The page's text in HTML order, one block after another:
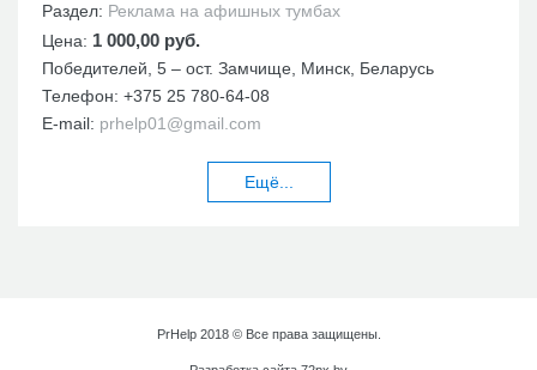
Раздел: Реклама на афишных тумбах
Цена: 1 000,00 руб.
Победителей, 5 – ост. Замчище, Минск, Беларусь
Телефон: +375 25 780-64-08
E-mail: prhelp01@gmail.com
Ещё...
PrHelp 2018 © Все права защищены.